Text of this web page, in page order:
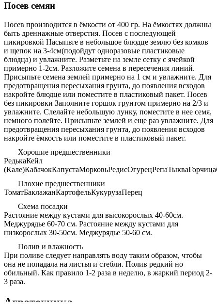
Посев семян
Посев производится в ёмкости от 400 гр. На ёмкостях должны
быть дреннажные отверстия. Посев с последующей
пикировкой Насыпьте в небольшое блюдце землю без комков
и щепок на 3-4см(подойдут одноразовые пластиковые
блюдца) и увлажните. Разметьте на земле сетку с ячейкой
примерно 1-2см. Разложите семена в пересечения линий.
Присыпьте семена землей примерно на 1 см и увлажните. Для
предотвращения пересыхания грунта, до появления всходов
накройте блюдце или поместите в пластиковый пакет. Посев
без пикировки Заполните горшок грунтом примерно на 2/3 и
увлажните. Слелайте небольшую лунку, поместите в нее семя,
немного полейте. Присыпьте землей и еще раз увлажните. Для
предотвращения пересыхания грунта, до появления всходов
накройте ёмкость или поместите в пластиковый пакет.
Хорошие предшественники
РедькаКейл
(Кале)КабачокКапустаМорковьРедисОгурецРепаТыкваГорчица
Плохие предшественники
ТоматБаклажанКартофельКукурузаПерец
Схема посадки
Растояние между кустами для высокорослых 40-60см.
Меджурядье 60-70 см. Растояние между кустами для
низкорослых 30-50см. Меджурядье 50-60 см.
Полив и влажность
При поливе следует направлять воду таким образом, чтобы
она не попадала на листья и стебли. Полив редкий но
обильный. Как правило 1-2 раза в неделю, в жаркий период 2-
3 раза.